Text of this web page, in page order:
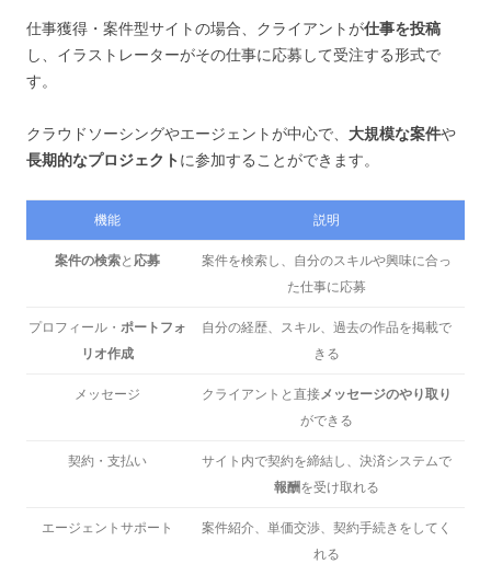
仕事獲得・案件型サイトの場合、クライアントが仕事を投稿
し、イラストレーターがその仕事に応募して受注する形式で
す。
クラウドソーシングやエージェントが中心で、 大規模な案件や
長期的なプロジェクト に参加することができます。
機能 説明
案件の検索と 応募
案件を検索し、自分のスキルや興味に合っ
た仕事に応募
プロフィール・ ポートフォ
リオ作成
自分の経歴、スキル、過去の作品を掲載で
きる
メッセージ クライアントと直接メッセージのやり取り
ができる
契約・支払い
サイト内で契約を締結し、決済システムで
報酬を受け取れる
エージェントサポート
案件紹介、単価交渉、契約手続きをしてく
れる